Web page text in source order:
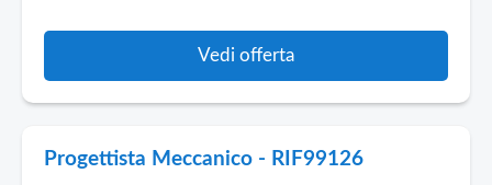
Vedi offerta
Progettista Meccanico - RIF99126